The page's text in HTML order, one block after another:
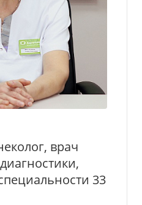
врач
33